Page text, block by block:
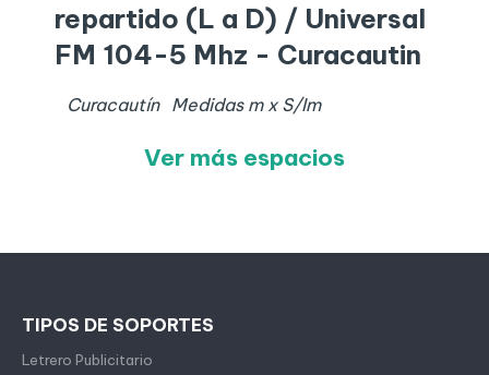
repartido (L a D) / Universal
FM 104-5 Mhz - Curacautin
Curacautín Medidas m x S/Im
Ver más espacios
TIPOS DE SOPORTES
Letrero Publicitario